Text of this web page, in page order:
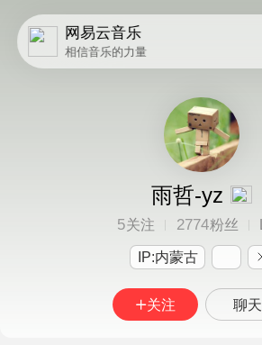
网易云音乐
相信音乐的力量
雨哲-yz
5关注 2774粉丝
IP:内蒙古
关注 聊天